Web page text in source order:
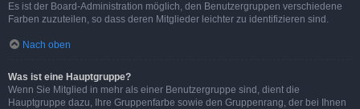
Es ist der Board-Administration möglich, den Benutzergruppen verschiedene
Farben zuzuteilen, so dass deren Mitglieder leichter zu identifizieren sind.
Nach oben
Was ist eine Hauptgruppe?
Wenn Sie Mitglied in mehr als einer Benutzergruppe sind, dient die
Hauptgruppe dazu, Ihre Gruppenfarbe sowie den Gruppenrang, der bei Ihnen